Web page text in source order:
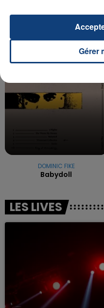
reconnu sa
TITRES DIFFUSÉS
13h29
13h29
DOMINIC FIKE
Babydoll
LES LIVES
Gérer